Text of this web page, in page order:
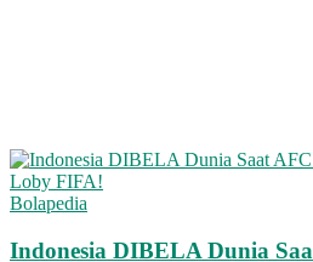
Bolapedia
Indonesia DIBELA Dunia